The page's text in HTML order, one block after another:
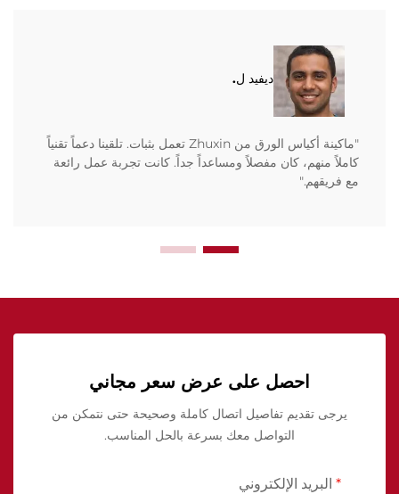
ديفيد ل.
"ماكينة أكياس الورق من Zhuxin تعمل بثبات. تلقينا دعماً تقنياً
كاملاً منهم، كان مفصلاً ومساعداً جداً. كانت تجربة عمل رائعة
مع فريقهم."
احصل على عرض سعر مجاني
يرجى تقديم تفاصيل اتصال كاملة وصحيحة حتى نتمكن من
التواصل معك بسرعة بالحل المناسب.
البريد الإلكتروني